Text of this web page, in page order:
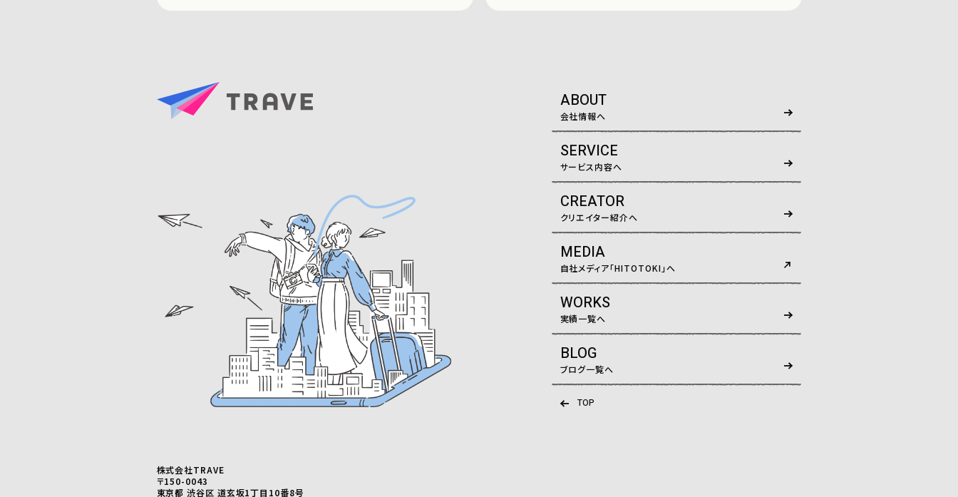
ABOUT
会社情報へ
SERVICE
サービス内容へ
CREATOR
クリエイター紹介へ
MEDIA
自社メディア「HITOTOKI」へ
WORKS
実績一覧へ
BLOG
ブログ一覧へ
TOP
株式会社TRAVE
〒150-0043
東京都 渋谷区 道玄坂1丁目10番8号